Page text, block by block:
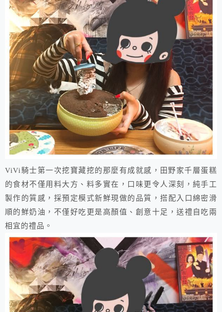
ViVi騎士第一次挖寶藏挖的那麼有成就感，田野家千層蛋糕
的食材不僅用料大方、料多實在，口味更令人深刻，純手工
製作的質感，採預定模式新鮮現做的品質，搭配入口綿密滑
順的鮮奶油，不僅好吃更是高顏值、創意十足，送禮自吃兩
相宜的禮品。